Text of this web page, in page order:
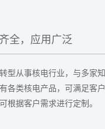
全，应用广泛
型从事核电行业，与多家知
各类核电产品，可满足客户
根据客户需求进行定制。